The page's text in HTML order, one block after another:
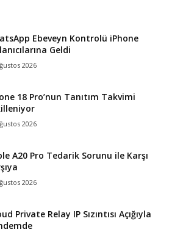
Ebeveyn Kontrolü iPhone
Geldi
2026
18 Pro’nun Tanıtım Takvimi
2026
A20 Pro Tedarik Sorunu ile Karşı
2026
Private Relay IP Sızıntısı Açığıyla